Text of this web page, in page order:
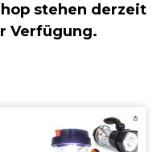
stehen derzeit
Verfügung.